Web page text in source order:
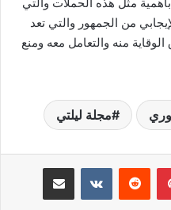
من الجمهور والتي تعد
منه والتعامل معه ومنع
مجلة ليلتي
بينتيريست مشاركة عبر البريد